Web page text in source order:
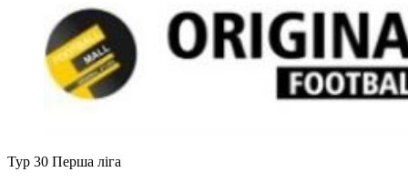
Тур 30 Перша ліга